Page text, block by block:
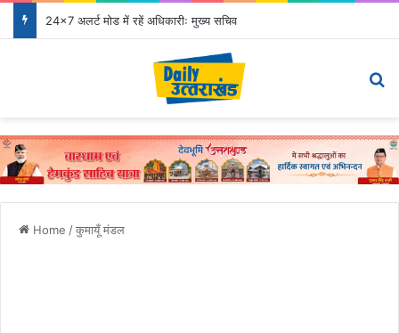
24×7 अलर्ट मोड में रहें अधिकारीः मुख्य सचिव
Home /कुमायूँ मंडल